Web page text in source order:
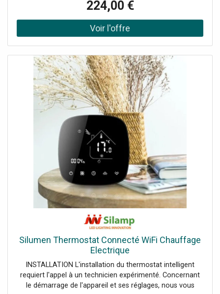
boîtier de commande BRiO WiL 12 couleurs fixes dont le
blanc froid et le blanc chaud 7 séquences lumineuses
disponibles avec vitesse modulable (3 vitesses) Connexion
Wifi et Bluetooth Boîtier mural esthétique Un seul bouton
avec ajout de fonctions Caractéristiques du BRiO WiL
Alimentation : 12 V - AC 50/60 Hz Puissance consommée
max : 5 W Puissance commutable (projecteurs raccordés)
: 120W max Indice de protection : IP55 Fixation murale :
Vis et chevilles (fournis) Bluetooth 1999/5/EC 2,4 to 2,5
GHz Wifi 802.11 b/g/n et Dual Band 2,4 GHz
224,00 €
Silumen Thermostat Connecté WiFi Chauffage
Electrique
INSTALLATION L'installation du thermostat intelligent
requiert l'appel à un technicien expérimenté. Concernant
le démarrage de l'appareil et ses réglages, nous vous